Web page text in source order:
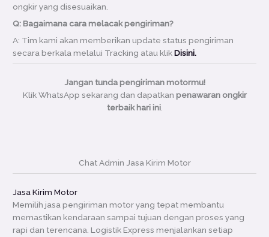
ongkir yang disesuaikan.
Q: Bagaimana cara melacak pengiriman?
A: Tim kami akan memberikan update status pengiriman
secara berkala melalui Tracking atau klikDisini.
Jangan tunda pengiriman motormu!
Klik WhatsApp sekarang dan dapatkan penawaran ongkir
terbaik hari ini.
Chat Admin Jasa Kirim Motor
Jasa Kirim Motor
Memilih jasa pengiriman motor yang tepat membantu
memastikan kendaraan sampai tujuan dengan proses yang
rapi dan terencana. Logistik Express menjalankan setiap